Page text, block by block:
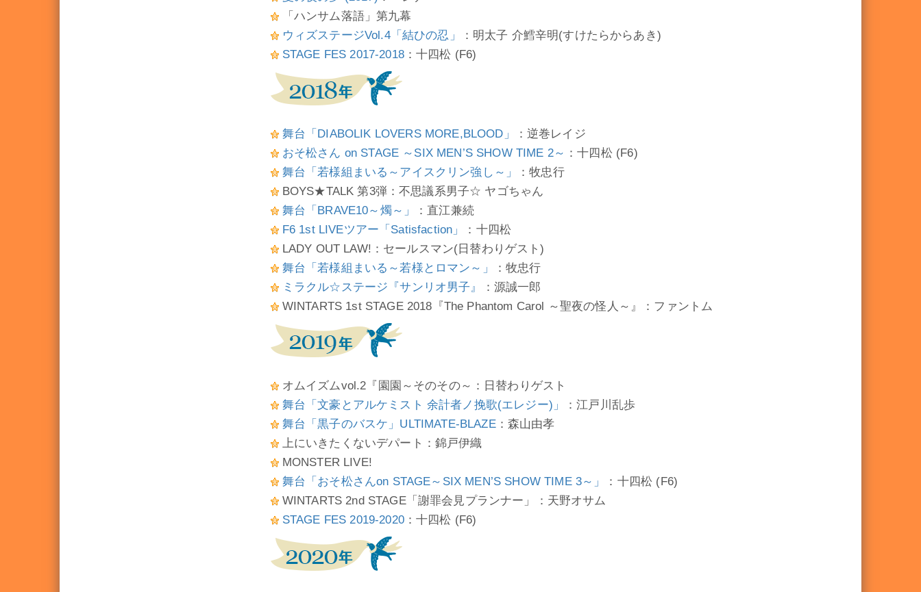
「ハンサム落語」第九幕
ウィズステージVol.4「結ひの忍」
：明太子 介鱈辛明(すけたらからあき)
STAGE FES 2017-2018：十四松 (F6)
舞台「DIABOLIK LOVERS MORE,BLOOD」
：逆巻レイジ
おそ松さん on STAGE ～SIX MEN’S SHOW TIME 2～ ：十四松 (F6)
舞台「若様組まいる～アイスクリン強し～」
：牧忠行
BOYS★TALK 第3弾：不思議系男子☆ ヤゴちゃん
舞台「BRAVE10～燭～」
：直江兼続
F6 1st LIVEツアー「Satisfaction」
：十四松
LADY OUT LAW!：セールスマン(日替わりゲスト)
舞台「若様組まいる～若様とロマン～」
：牧忠行
ミラクル☆ステージ『サンリオ男子』
：源誠一郎
WINTARTS 1st STAGE 2018『The Phantom Carol ～聖夜の怪人～』：ファントム
オムイズムvol.2『園園～そのその～：日替わりゲスト
舞台「文豪とアルケミスト 余計者ノ挽歌(エレジー)」
：江戸川乱歩
舞台「黒子のバスケ」ULTIMATE-BLAZE：森山由孝
上にいきたくないデパート：錦戸伊織
MONSTER LIVE!
舞台「おそ松さんon STAGE～SIX MEN’S SHOW TIME 3～」
：十四松 (F6)
WINTARTS 2nd STAGE「謝罪会見プランナー」：天野オサム
STAGE FES 2019-2020：十四松 (F6)